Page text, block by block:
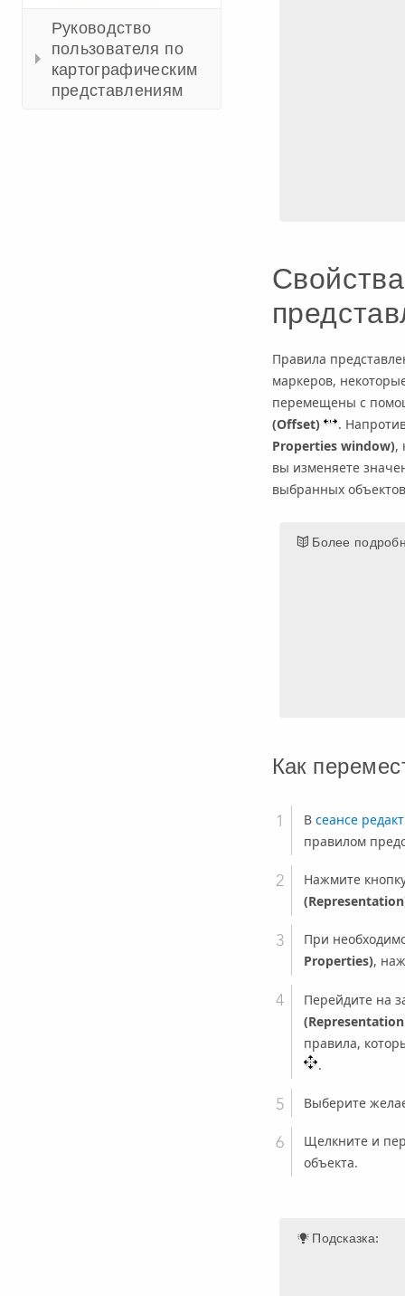
Руководство
пользователя по
картографическим
представлениям
Правила
маркеров,
перемещены с
(Offset)
.
Properties window),
вы изменяете
выбранных
Более
Как
В сеансе
правилом
Нажмите
При
Properties),
Перейдите на
правила,
.
Выберите
Щелкните и
объекта.
Подсказка: